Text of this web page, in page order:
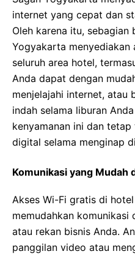
internet yang cepat dan
Oleh karena itu, sebagian
Yogyakarta menyediakan
seluruh area hotel,
Anda dapat dengan
menjelajahi internet, atau
indah selama liburan
kenyamanan ini dan
digital selama menginap
Komunikasi yang Mudah
Akses Wi-Fi gratis di
memudahkan komunikasi
atau rekan bisnis Anda.
panggilan video atau